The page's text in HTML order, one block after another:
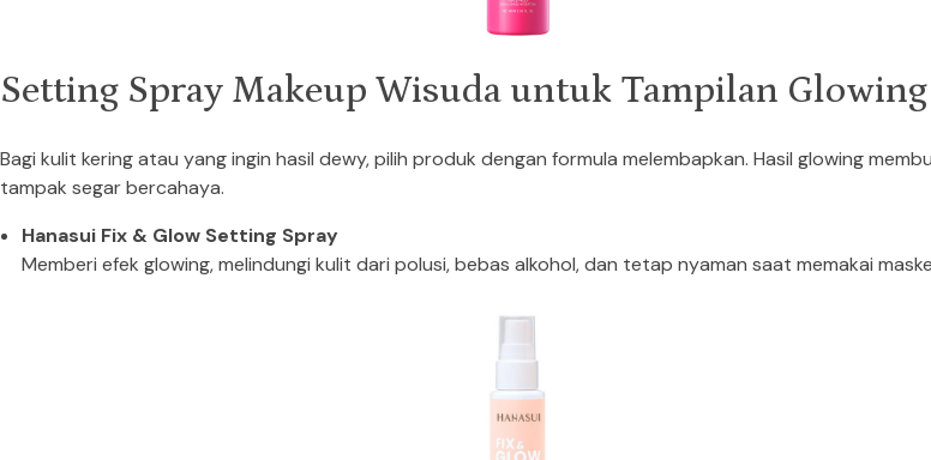
Setting Spray Makeup Wisuda untuk Tampilan Glowing
Bagi kulit kering atau yang ingin hasil dewy, pilih produk dengan formula melembapkan. Hasil glowing
tampak segar bercahaya.
Hanasui Fix & Glow Setting Spray
Memberi efek glowing, melindungi kulit dari polusi, bebas alkohol, dan tetap nyaman saat memakai